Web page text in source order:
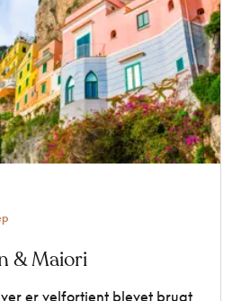
& Maiori
er velfortjent blevet brugt